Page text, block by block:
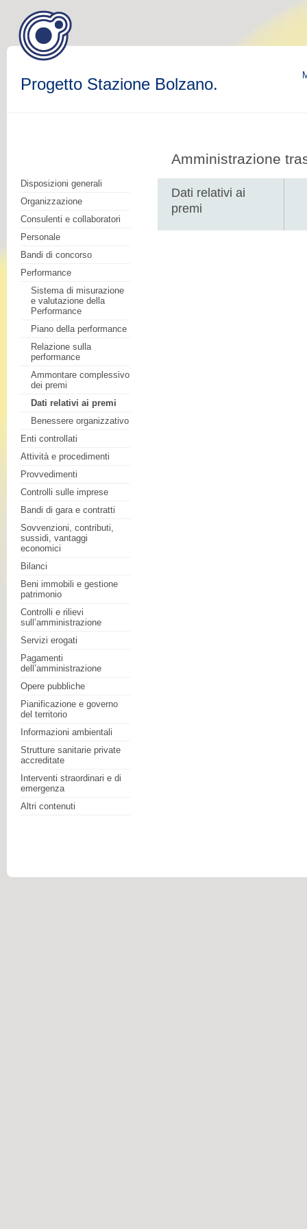
Progetto Stazione Bolzano.
Disposizioni generali
Organizzazione
Consulenti e collaboratori
Personale
Bandi di concorso
Performance
Sistema di misurazione
e valutazione della
Performance
Piano della performance
Relazione sulla
performance
Ammontare complessivo
dei premi
Dati relativi ai premi
Benessere organizzativo
Enti controllati
Attività e procedimenti
Provvedimenti
Controlli sulle imprese
Bandi di gara e contratti
Sovvenzioni, contributi,
sussidi, vantaggi
economici
Bilanci
Beni immobili e gestione
patrimonio
Controlli e rilievi
sull’amministrazione
Servizi erogati
Pagamenti
dell’amministrazione
Opere pubbliche
Pianificazione e governo
del territorio
Informazioni ambientali
Strutture sanitarie private
accreditate
Interventi straordinari e di
emergenza
Altri contenuti
Amministrazione
Dati relativi ai
premi